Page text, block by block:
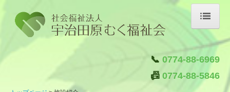
トップページ
📞 0774-88-6969
📠 0774-88-5846